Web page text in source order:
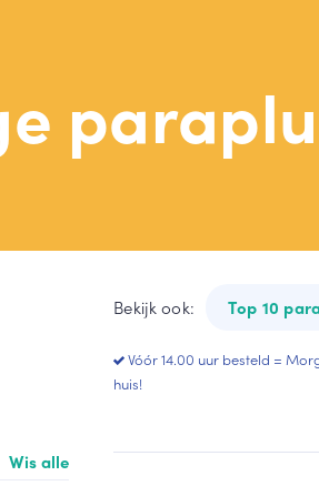
Witte paraplu
Toon meer
Bekijk ook: Top 10
Vóór 14.00 uur besteld =
huis!
Wis alle